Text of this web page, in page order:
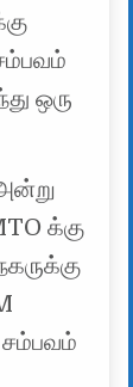
ஒரு
க்கு